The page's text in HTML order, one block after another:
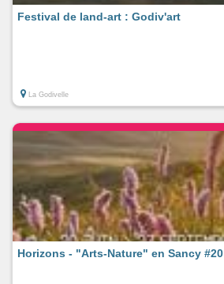
Festival de land-art : Godiv'art
La Godivelle
Horizons - "Arts-Nature" en Sancy #20